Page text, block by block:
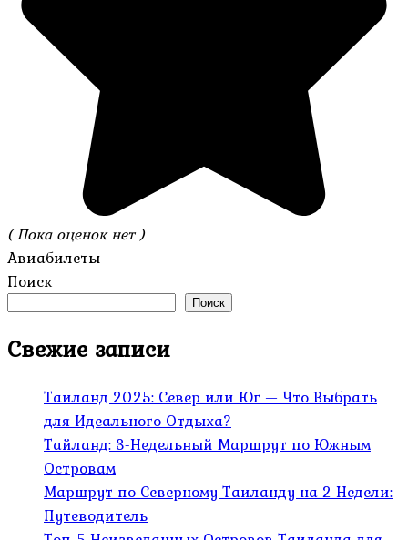
( Пока оценок нет )
Авиабилеты
Поиск
Поиск
Свежие записи
Таиланд 2025: Север или Юг — Что Выбрать
для Идеального Отдыха?
Тайланд: 3-Недельный Маршрут по Южным
Островам
Маршрут по Северному Таиланду на 2 Недели:
Путеводитель